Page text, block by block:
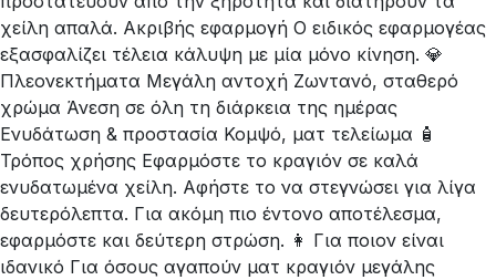
χείλη απαλά. Ακριβής εφαρμογή Ο ειδικός εφαρμογέας
εξασφαλίζει τέλεια κάλυψη με μία μόνο κίνηση. 💎
Πλεονεκτήματα Μεγάλη αντοχή Ζωντανό, σταθερό
χρώμα Άνεση σε όλη τη διάρκεια της ημέρας
Ενυδάτωση & προστασία Κομψό, ματ τελείωμα 🧴
Τρόπος χρήσης Εφαρμόστε το κραγιόν σε καλά
ενυδατωμένα χείλη. Αφήστε το να στεγνώσει για λίγα
δευτερόλεπτα. Για ακόμη πιο έντονο αποτέλεσμα,
εφαρμόστε και δεύτερη στρώση. 👩 Για ποιον είναι
ιδανικό Για όσους αγαπούν ματ κραγιόν μεγάλης